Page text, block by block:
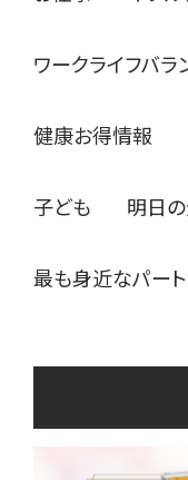
ワークライフバラ
健康お得情報
子ども 明日
最も身近なパー